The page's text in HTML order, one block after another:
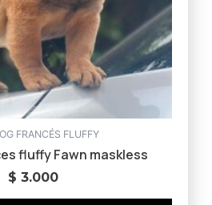
FRANCÉS FLUFFY
fluffy Fawn maskless
$ 3.000